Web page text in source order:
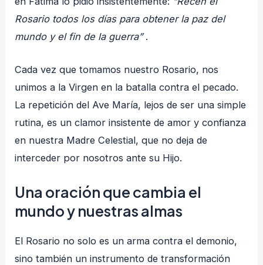
Rosario todos los días para obtener la paz del
mundo y el fin de la guerra”.
Cada vez que tomamos nuestro Rosario, nos
unimos a la Virgen en la batalla contra el pecado.
La repetición del Ave María, lejos de ser una simple
rutina, es un clamor insistente de amor y confianza
en nuestra Madre Celestial, que no deja de
interceder por nosotros ante su Hijo.
Una oración que cambia el
mundo y nuestras almas
El Rosario no solo es un arma contra el demonio,
sino también un instrumento de transformación